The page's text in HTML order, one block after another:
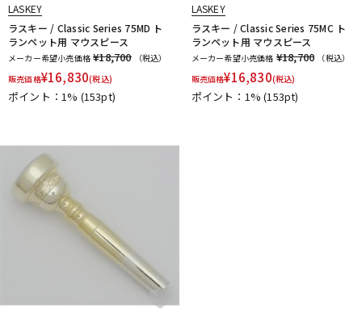
DJ機器 DTM
中古
LASKEY
ラスキー / Classic Series 75MD ト
ランペット用 マウスピース
メーカー希望小売価格 ¥18,700
（税込）
販売価格¥16,830(税込)
ポイント：1% (153pt)
LASKEY
ラスキー / Classic Series 75MC ト
ランペット用 マウスピース
メーカー希望小売価格 ¥18,700
（税込）
販売価格¥16,830(税込)
ポイント：1%(153pt)